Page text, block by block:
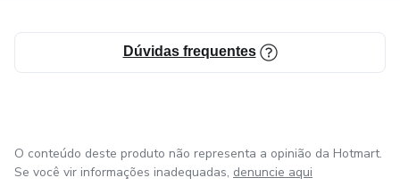
Dúvidas frequentes
O conteúdo deste produto não representa a opinião da Hotmart.
Se você vir informações inadequadas, denuncie aqui